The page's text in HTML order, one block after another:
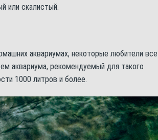
или скалистый.
аквариумах, некоторые любители
аквариума, рекомендуемый для такого
1000 литров и более.